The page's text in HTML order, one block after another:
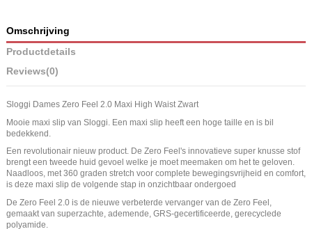
Omschrijving
Productdetails
Reviews(0)
Sloggi Dames Zero Feel 2.0 Maxi High Waist Zwart
Mooie maxi slip van Sloggi. Een maxi slip heeft een hoge taille en is bil
bedekkend.
Een revolutionair nieuw product. De Zero Feel's innovatieve super knusse stof
brengt een tweede huid gevoel welke je moet meemaken om het te geloven.
Naadloos, met 360 graden stretch voor complete bewegingsvrijheid en comfort,
is deze maxi slip de volgende stap in onzichtbaar ondergoed
De Zero Feel 2.0 is de nieuwe verbeterde vervanger van de Zero Feel,
gemaakt van superzachte, ademende, GRS-gecertificeerde, gerecyclede
polyamide.